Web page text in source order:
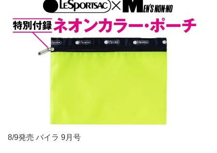
8/9発売 バイラ 9月号